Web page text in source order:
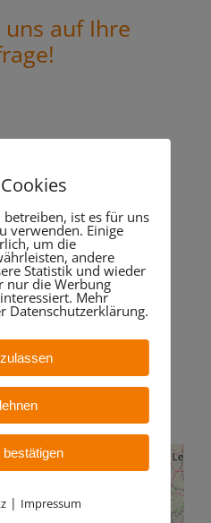
auf Ihre
betreiben, ist es für uns
verwenden. Einige
um die
andere
Statistik und wieder
nur die Werbung
Mehr
Datenschutzerklärung.
bestätigen
| Impressum